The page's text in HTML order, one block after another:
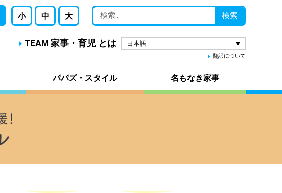
小 中 大 検索
TEAM 家事・育児 とは 日本語
翻訳について
パパズ・スタイル 名もなき家事